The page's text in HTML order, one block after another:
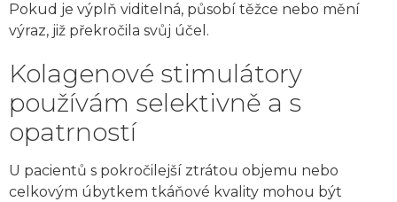
Pokud je výplň viditelná, působí těžce nebo mění
výraz, již překročila svůj účel.
Kolagenové stimulátory
používám selektivně a s
opatrností
U pacientů s pokročilejší ztrátou objemu nebo
celkovým úbytkem tkáňové kvality mohou být